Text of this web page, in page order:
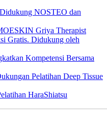
NOSTEO dan
Griya Therapist
Gratis. Didukung oleh
Kompetensi Bersama
Pelatihan Deep Tissue
HaraShiatsu